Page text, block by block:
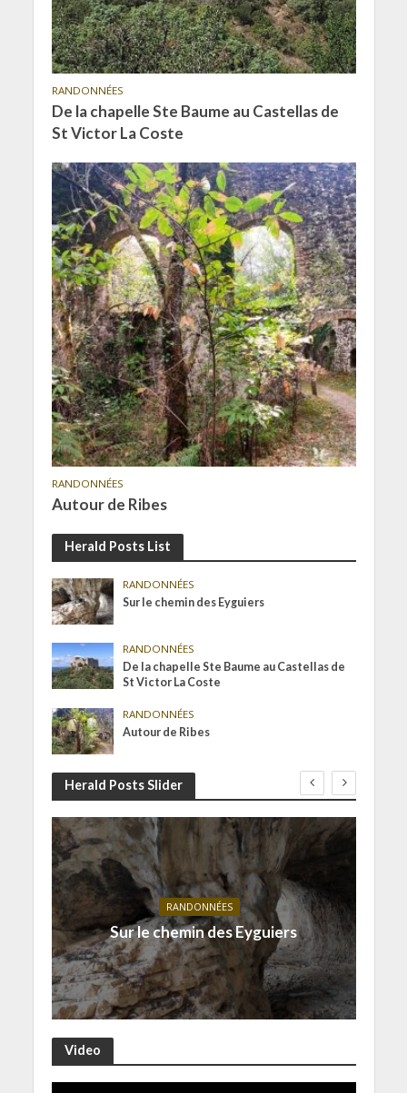
RANDONNÉES
De la chapelle Ste Baume au Castellas de
St Victor La Coste
RANDONNÉES
Autour de Ribes
Herald Posts List
RANDONNÉES
Sur le chemin des Eyguiers
RANDONNÉES
De la chapelle Ste Baume au Castellas de
St Victor La Coste
RANDONNÉES
Autour de Ribes
Herald Posts Slider
RANDONNÉES
Sur le chemin des Eyguiers
Video